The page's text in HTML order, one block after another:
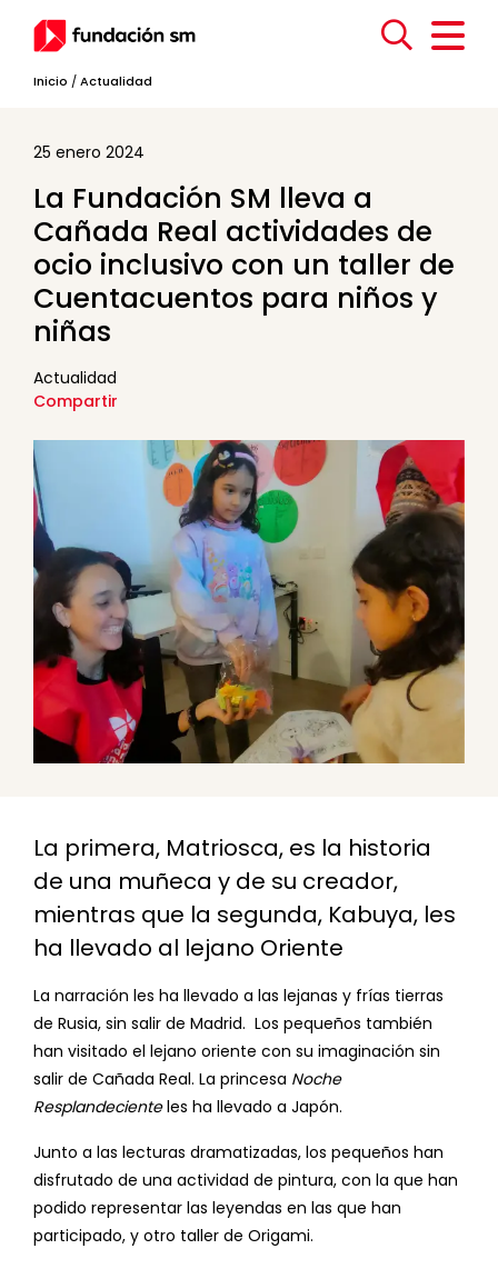
Inicio /Actualidad
25 enero 2024
La Fundación SM lleva a
Cañada Real actividades de
ocio inclusivo con un taller de
Cuentacuentos para niños y
niñas
Actualidad
Compartir
La primera, Matriosca, es la historia
de una muñeca y de su creador,
mientras que la segunda, Kabuya, les
ha llevado al lejano Oriente
La narración les ha llevado a las lejanas y frías tierras
de Rusia, sin salir de Madrid. Los pequeños también
han visitado el lejano oriente con su imaginación sin
salir de Cañada Real. La princesa Noche
Resplandecienteles ha llevado a Japón.
Junto a las lecturas dramatizadas, los pequeños han
disfrutado de una actividad de pintura, con la que han
podido representar las leyendas en las que han
participado, y otro taller de Origami.